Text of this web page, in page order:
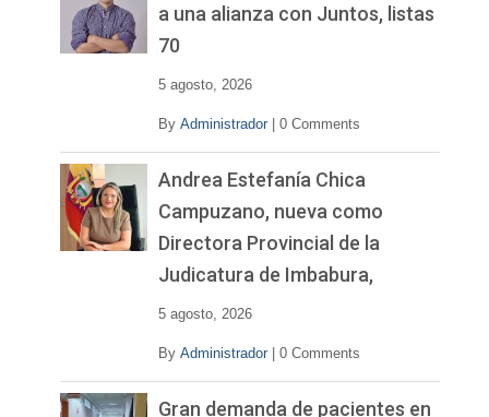
a una alianza con Juntos, listas
70
5 agosto, 2026
By Administrador 0 Comments
Andrea Estefanía Chica
Campuzano, nueva como
Directora Provincial de la
Judicatura de Imbabura,
5 agosto, 2026
By Administrador 0 Comments
Gran demanda de pacientes en